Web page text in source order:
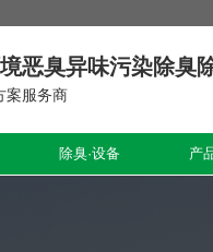
恶臭异味污染除臭
案服务商
除臭·设备 产